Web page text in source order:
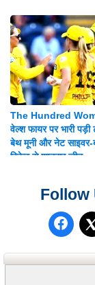
The Hundred
वेल्श फायर पर भारी
बेथ मूनी और नेट साइवर-
विकेट से शानदार जीत
Follow